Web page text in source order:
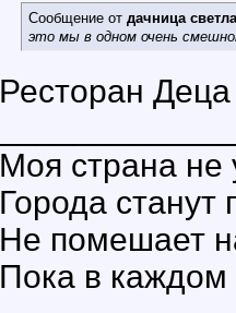
Сообщение от дачница
это мы в одном очень
Ресторан
Моя страна не
Города станут
Не помешает
Пока в каждом